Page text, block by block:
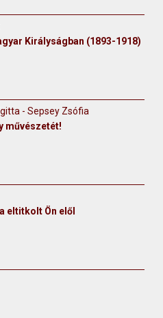
Királyságban (1893-1918)
- Sepsey Zsófia
művészetét!
eltitkolt Ön elől